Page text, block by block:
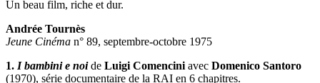
Un beau film, riche et dur.
Andrée Tournès
Jeune Cinéma n° 89, septembre-octobre 1975
1. I bambini e noi de Luigi Comencini avec Domenico Santoro
(1970), série documentaire de la RAI en 6 chapitres.